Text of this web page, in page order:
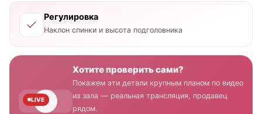
Регулировка
Наклон спинки и высота подголовника
LIVE
Хотите проверить сами?
Покажем эти детали крупным планом по видео
из зала — реальная трансляция, продавец
рядом.